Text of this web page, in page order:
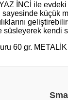
İNCİ ile evdeki
sayesinde
süsleyerek kendi
gr. METALİK